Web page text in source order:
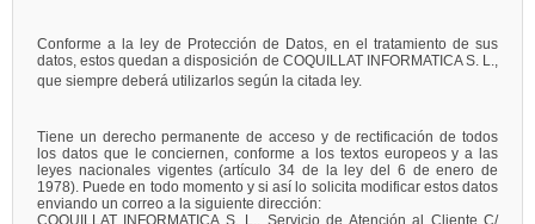
Conforme a la ley de Protección de Datos, en el tratamiento de sus
datos, estos quedan a disposición de COQUILLAT INFORMATICA S. L.,
que siempre deberá utilizarlos según la citada ley.
Tiene un derecho permanente de acceso y de rectificación de todos
los datos que le conciernen, conforme a los textos europeos y a las
leyes nacionales vigentes (artículo 34 de la ley del 6 de enero de
1978). Puede en todo momento y si así lo solicita modificar estos datos
enviando un correo a la siguiente dirección:
COQUILLAT INFORMATICA S. L., Servicio de Atención al Cliente C/